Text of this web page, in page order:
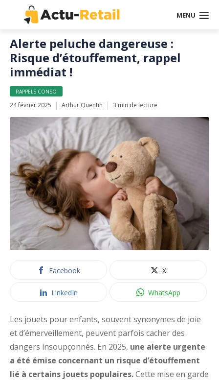
MENU
Alerte peluche dangereuse :
Risque d’étouffement, rappel
immédiat !
RAPPELS CONSO
24 février 2025 Arthur Quentin 3 min de lecture
Facebook X
LinkedIn WhatsApp
Les jouets pour enfants, souvent synonymes de joie
et d’émerveillement, peuvent parfois cacher des
dangers insoupçonnés. En 2025, une alerte urgente
a été émise concernant un risque d’étouffement
lié à certains jouets populaires.Cette mise en garde